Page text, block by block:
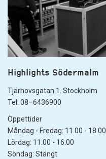
Highlights Södermalm
Tjärhovsgatan 1. Stockholm
Tel: 08–6436900
Öppettider
Måndag - Fredag: 11.00 - 18.00
Lördag: 11.00 - 16.00
Söndag: Stängt